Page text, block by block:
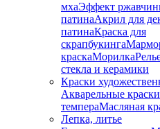
мхаЭффект
патинаАкрил для
патинаКраска для
скрапбукинга
краскаМорилка
стекла и керамики
Краски
Акварельные краски
темпераМасляная
Лепка, литье